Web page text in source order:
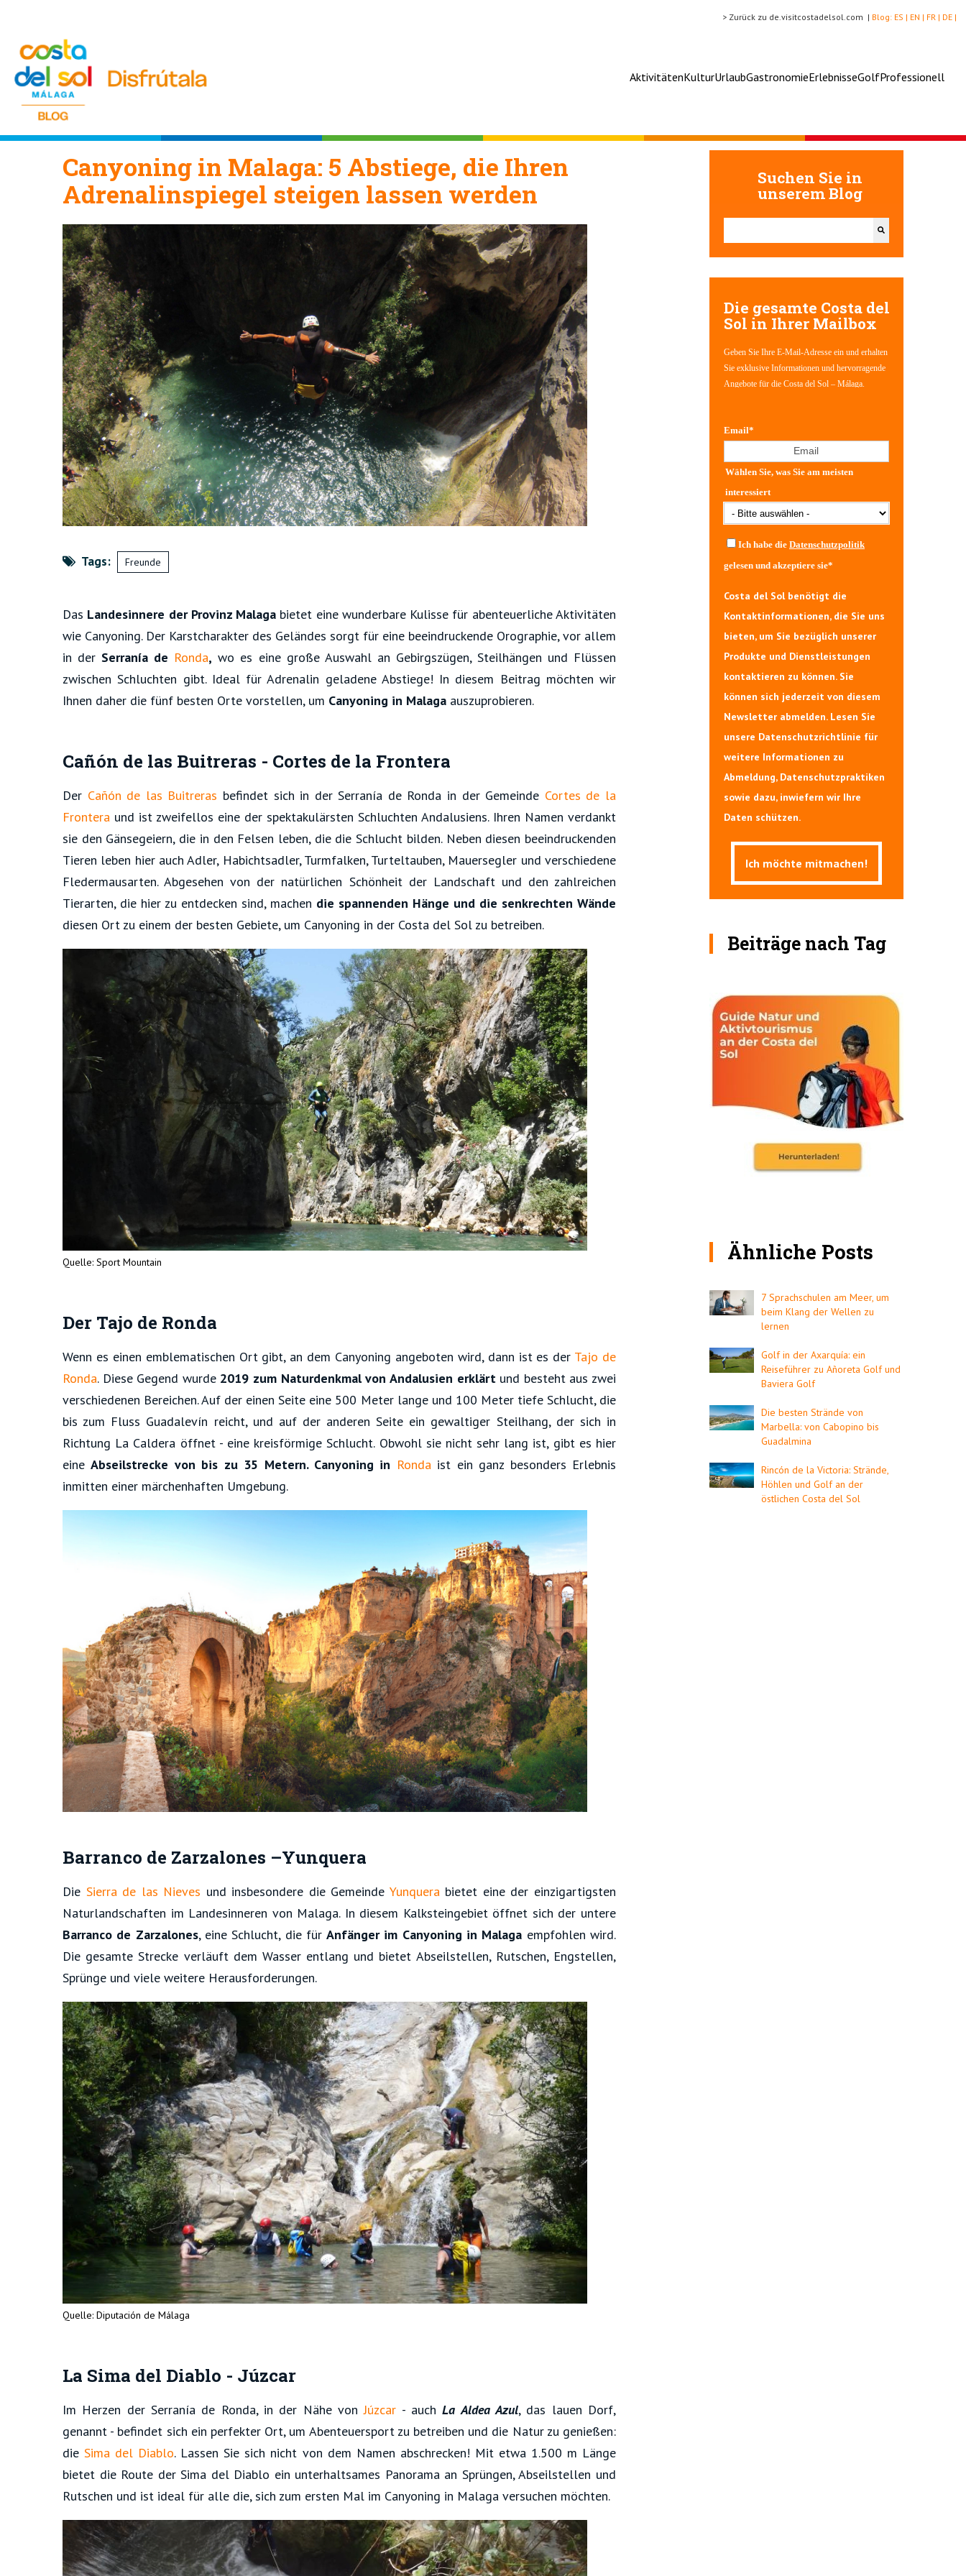
DE |
FR |
EN |
ES |
Blog:
> Zurück zu de.visitcostadelsol.com |
AktivitätenKulturUrlaubGastronomieErlebnisseGolfProfessionell
Canyoning in Malaga: 5 Abstiege, die Ihren
Adrenalinspiegel steigen lassen werden
Tags: Freunde
Das Landesinnere der Provinz Malaga bietet eine wunderbare Kulisse für abenteuerliche Aktivitäten
wie Canyoning. Der Karstcharakter des Geländes sorgt für eine beeindruckende Orographie, vor allem
in der Serranía de Ronda, wo es eine große Auswahl an Gebirgszügen, Steilhängen und Flüssen
zwischen Schluchten gibt. Ideal für Adrenalin geladene Abstiege! In diesem Beitrag möchten wir
Ihnen daher die fünf besten Orte vorstellen, um Canyoning in Malaga auszuprobieren.
Cañón de las Buitreras - Cortes de la Frontera
Der Cañón de las Buitreras befindet sich in der Serranía de Ronda in der Gemeinde Cortes de la
Frontera und ist zweifellos eine der spektakulärsten Schluchten Andalusiens. Ihren Namen verdankt
sie den Gänsegeiern, die in den Felsen leben, die die Schlucht bilden. Neben diesen beeindruckenden
Tieren leben hier auch Adler, Habichtsadler, Turmfalken, Turteltauben, Mauersegler und verschiedene
Fledermausarten. Abgesehen von der natürlichen Schönheit der Landschaft und den zahlreichen
Tierarten, die hier zu entdecken sind, machen die spannenden Hänge und die senkrechten Wände
diesen Ort zu einem der besten Gebiete, um Canyoning in der Costa del Sol zu betreiben.
Quelle: Sport Mountain
Der Tajo de Ronda
Wenn es einen emblematischen Ort gibt, an dem Canyoning angeboten wird, dann ist es der Tajo de
Ronda. Diese Gegend wurde 2019 zum Naturdenkmal von Andalusien erklärt und besteht aus zwei
verschiedenen Bereichen. Auf der einen Seite eine 500 Meter lange und 100 Meter tiefe Schlucht, die
bis zum Fluss Guadalevín reicht, und auf der anderen Seite ein gewaltiger Steilhang, der sich in
Richtung La Caldera öffnet - eine kreisförmige Schlucht. Obwohl sie nicht sehr lang ist, gibt es hier
eineAbseilstrecke von bis zu 35 Metern. Canyoning in Ronda ist ein ganz besonders Erlebnis
inmitten einer märchenhaften Umgebung.
Barranco de Zarzalones –Yunquera
Die Sierra de las Nieves und insbesondere die Gemeinde Yunquera bietet eine der einzigartigsten
Naturlandschaften im Landesinneren von Malaga. In diesem Kalksteingebiet öffnet sich der untere
Barranco de Zarzalones, eine Schlucht, die fürAnfänger im Canyoning in Malaga empfohlen wird.
Die gesamte Strecke verläuft dem Wasser entlang und bietet Abseilstellen, Rutschen, Engstellen,
Sprünge und viele weitere Herausforderungen.
Quelle: Diputación de Málaga
La Sima del Diablo - Júzcar
Im Herzen der Serranía de Ronda, in der Nähe vonJúzcar - auchLa Aldea Azul, das lauen Dorf,
genannt - befindet sich ein perfekter Ort, um Abenteuersport zu betreiben und die Natur zu genießen:
die Sima del Diablo. Lassen Sie sich nicht von dem Namen abschrecken! Mit etwa 1.500 m Länge
bietet die Route der Sima del Diablo ein unterhaltsames Panorama an Sprüngen, Abseilstellen und
Rutschen und ist ideal für alle die, sich zum ersten Mal im Canyoning in Malaga versuchen möchten.
Suchen Sie in
unserem Blog
Dies ist ein Suchfeld mit einer automatischen
Die gesamte Costa del
Sol in Ihrer Mailbox
Geben Sie Ihre E-Mail-Adresse ein und erhalten
Sie exklusive Informationen und hervorragende
Angebote für die Costa del Sol – Málaga.
Email*
Wählen Sie, was Sie am meisten
interessiert
Ich habe die Datenschutzpolitik
gelesen und akzeptiere sie*
Costa del Sol benötigt die
Kontaktinformationen, die Sie uns
bieten, um Sie bezüglich unserer
Produkte und Dienstleistungen
kontaktieren zu können. Sie
können sich jederzeit von diesem
Newsletter abmelden. Lesen Sie
unsere Datenschutzrichtlinie für
weitere Informationen zu
Abmeldung, Datenschutzpraktiken
sowie dazu, inwiefern wir Ihre
Daten schützen.
Beiträge nach Tag
Ähnliche Posts
7 Sprachschulen am Meer, um
beim Klang der Wellen zu
lernen
Golf in der Axarquía: ein
Reiseführer zu Añoreta Golf und
Baviera Golf
Die besten Strände von
Marbella: von Cabopino bis
Guadalmina
Rincón de la Victoria: Strände,
Höhlen und Golf an der
östlichen Costa del Sol